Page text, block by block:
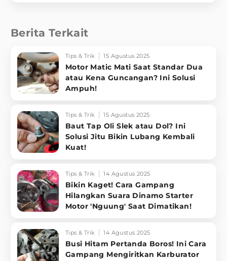
Berita Terkait
Tips & Trik 15 Agustus 2025
Motor Matic Mati Saat Standar Dua
atau Kena Guncangan? Ini Solusi
Ampuh!
Tips & Trik 15 Agustus 2025
Baut Tap Oli Slek atau Dol? Ini
Solusi Jitu Bikin Lubang Kembali
Kuat!
Tips & Trik 14 Agustus 2025
Bikin Kaget! Cara Gampang
Hilangkan Suara Dinamo Starter
Motor 'Nguung' Saat Dimatikan!
Tips & Trik 14 Agustus 2025
Busi Hitam Pertanda Boros! Ini Cara
Gampang Mengiritkan Karburator